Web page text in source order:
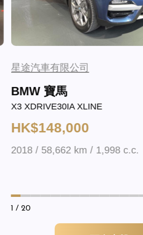
星途汽車有限公司
BMW 寶馬
X3 XDRIVE30IA XLINE
HK$148,000
2018 / 58,662 km / 1,998 c.c.
1 / 20